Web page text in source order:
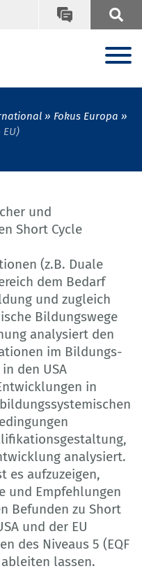
Fokus Europa
und
Short Cycle
(z.B. Duale
dem Bedarf
und zugleich
Bildungswege
analysiert den
im Bildungs-
den USA
in
analysiert.
es aufzuzeigen,
und Empfehlungen
Befunden zu Short
und der EU
des Niveaus 5 (EQF
lassen.